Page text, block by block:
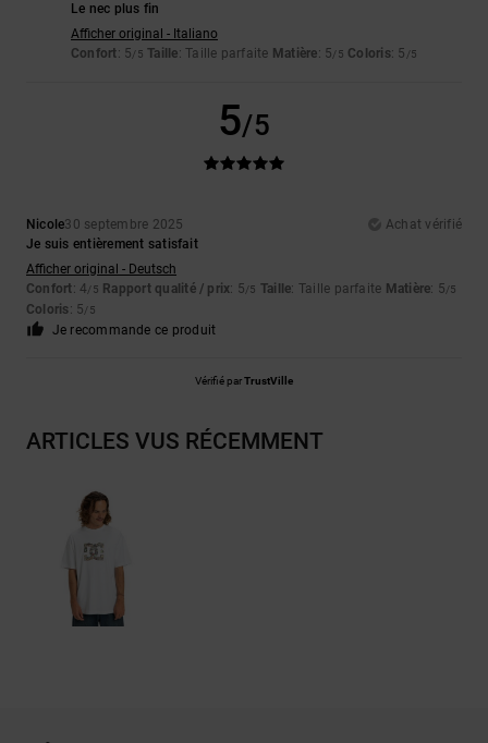
Le nec plus fin
Afficher original - Italiano
Confort: 5/5 Taille: Taille parfaite Matière: 5/5 Coloris: 5 /5
5/5
Nicole30 septembre 2025
Achat vérifié
Je suis entièrement satisfait
Afficher original - Deutsch
Confort: 4/5 Rapport qualité / prix: 5/5 Taille: Taille parfaite Matière: 5/5
Coloris: 5/5
Je recommande ce produit
Vérifié parTrustVille
ARTICLES VUS RÉCEMMENT